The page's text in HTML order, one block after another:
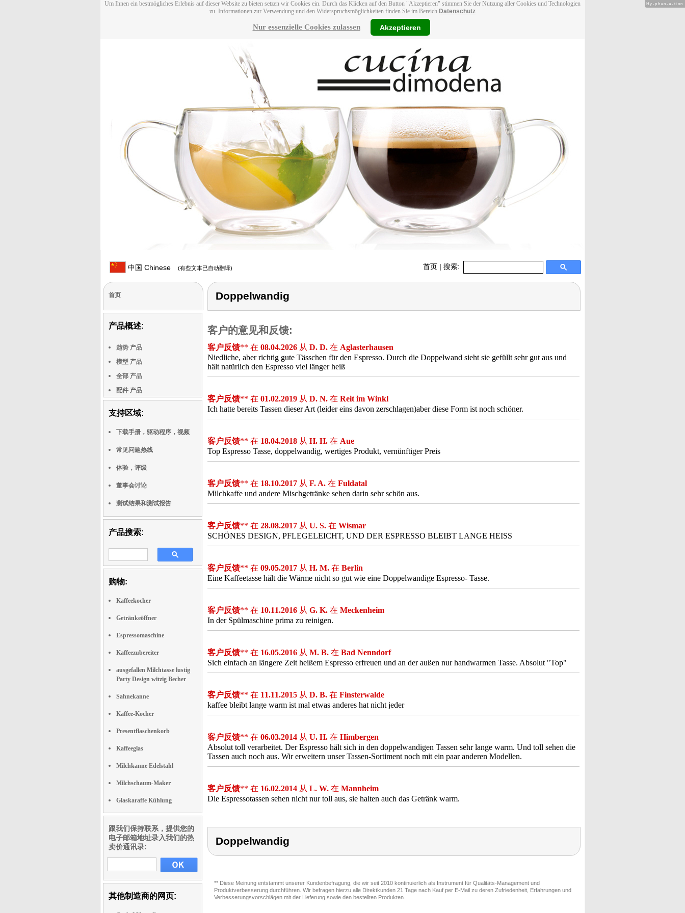
Um Ihnen ein bestmögliches Erlebnis auf dieser Website zu bieten setzen wir Cookies ein. Durch das Klicken auf den Button "Akzeptieren" stimmen Sie der Nutzung aller Cookies und Technologien
zu. Informationen zur Verwendung und den Widerspruchsmöglichkeiten finden Sie im Bereich Datenschutz
Nur essenzielle Cookies zulassen Akzeptieren
中国 Chinese (有些文本已自动翻译) 首页 | 搜索:
首页
产品概述:
趋势 产品
模型 产品
全部 产品
配件 产品
支持区域:
下载手册，驱动程序，视频
常见问题热线
体验，评级
董事会讨论
测试结果和测试报告
产品搜索:
购物:
Kaffeekocher
Getränkeöffner
Espressomaschine
Kaffeezubereiter
ausgefallen Milchtasse lustig
Party Design witzig Becher
Sahnekanne
Kaffee-Kocher
Presentflaschenkorb
Kaffeeglas
Milchkanne Edelstahl
Milchschaum-Maker
Glaskaraffe Kühlung
跟我们保持联系，提供您的
电子邮箱地址录入我们的热
卖价通讯录:
其他制造商的网页:
Doppelwandig
客户的意见和反馈:
客户反馈** 在 08.04.2026 从 D. D. 在 Aglasterhausen
Niedliche, aber richtig gute Tässchen für den Espresso. Durch die Doppelwand sieht sie gefüllt sehr gut aus und
hält natürlich den Espresso viel länger heiß
客户反馈** 在 01.02.2019 从 D. N. 在 Reit im Winkl
Ich hatte bereits Tassen dieser Art (leider eins davon zerschlagen)aber diese Form ist noch schöner.
客户反馈** 在 18.04.2018 从 H. H. 在 Aue
Top Espresso Tasse, doppelwandig, wertiges Produkt, vernünftiger Preis
客户反馈** 在 18.10.2017 从 F. A. 在 Fuldatal
Milchkaffe und andere Mischgetränke sehen darin sehr schön aus.
客户反馈** 在 28.08.2017 从 U. S. 在 Wismar
SCHÖNES DESIGN, PFLEGELEICHT, UND DER ESPRESSO BLEIBT LANGE HEISS
客户反馈** 在 09.05.2017 从 H. M. 在 Berlin
Eine Kaffeetasse hält die Wärme nicht so gut wie eine Doppelwandige Espresso- Tasse.
客户反馈** 在 10.11.2016 从 G. K. 在 Meckenheim
In der Spülmaschine prima zu reinigen.
客户反馈** 在 16.05.2016 从 M. B. 在 Bad Nenndorf
Sich einfach an längere Zeit heißem Espresso erfreuen und an der außen nur handwarmen Tasse. Absolut "Top"
客户反馈** 在 11.11.2015 从 D. B. 在 Finsterwalde
kaffee bleibt lange warm ist mal etwas anderes hat nicht jeder
客户反馈** 在 06.03.2014 从 U. H. 在 Himbergen
Absolut toll verarbeitet. Der Espresso hält sich in den doppelwandigen Tassen sehr lange warm. Und toll sehen die
Tassen auch noch aus. Wir erweitern unser Tassen-Sortiment noch mit ein paar anderen Modellen.
客户反馈** 在 16.02.2014 从 L. W. 在 Mannheim
Die Espressotassen sehen nicht nur toll aus, sie halten auch das Getränk warm.
Doppelwandig
** Diese Meinung entstammt unserer Kundenbefragung, die wir seit 2010 kontinuierlich als Instrument für Qualitäts-Management und
Produktverbesserung durchführen. Wir befragen hierzu alle Direktkunden 21 Tage nach Kauf per E-Mail zu deren Zufriedenheit, Erfahrungen und
Verbesserungsvorschlägen mit der Lieferung sowie den bestellten Produkten.
Hy-phen-a-tion